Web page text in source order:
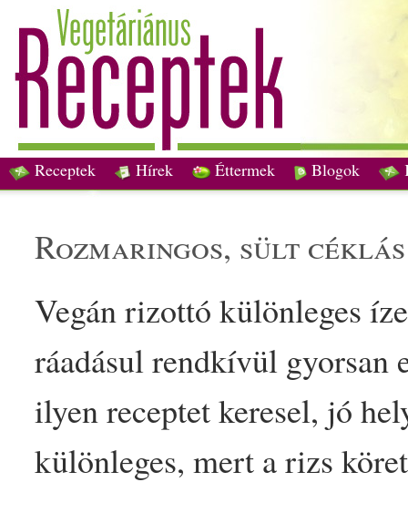
Receptek Hírek Éttermek Blogok
rozmaringos, sült
Vegánrizottó különleges
ráadásul rendkívül gyorsan
ilyen receptet keresel, jó
különleges, mert arizs köret